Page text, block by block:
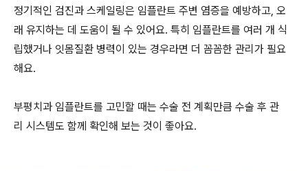
정기적인 검진과 스케일링은 임플란트 주변 염증을 예방하고, 오
래 유지하는 데 도움이 될 수 있어요. 특히 임플란트를 여러 개 식
립했거나 잇몸질환 병력이 있는 경우라면 더 꼼꼼한 관리가 필요
해요.
부평치과 임플란트를 고민할 때는 수술 전 계획만큼 수술 후 관
리 시스템도 함께 확인해 보는 것이 좋아요.